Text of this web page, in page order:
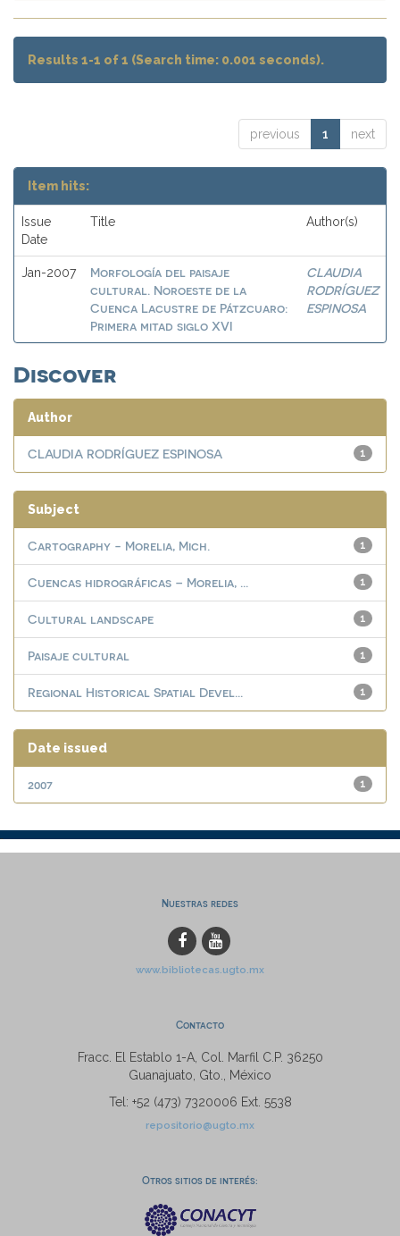
Results 1-1 of 1 (Search time: 0.001 seconds).
previous 1 next
Item hits:
Issue
Date
Title Author(s)
Jan-2007
Morfología del paisaje
cultural. Noroeste de la
Cuenca Lacustre de Pátzcuaro:
Primera mitad siglo XVI
CLAUDIA
RODRÍGUEZ
ESPINOSA
Discover
Author
1
CLAUDIA RODRÍGUEZ ESPINOSA
Subject
1
Cartography - Morelia, Mich.
1
Cuencas hidrográficas – Morelia, ...
1
Cultural landscape
1
Paisaje cultural
1
Regional Historical Spatial Devel...
Date issued
1
2007
Nuestras redes
www.bibliotecas.ugto.mx
Contacto
Fracc. El Establo 1-A, Col. Marfil C.P. 36250
Guanajuato, Gto., México
Tel: +52 (473) 7320006 Ext. 5538
repositorio@ugto.mx
Otros sitios de interés: